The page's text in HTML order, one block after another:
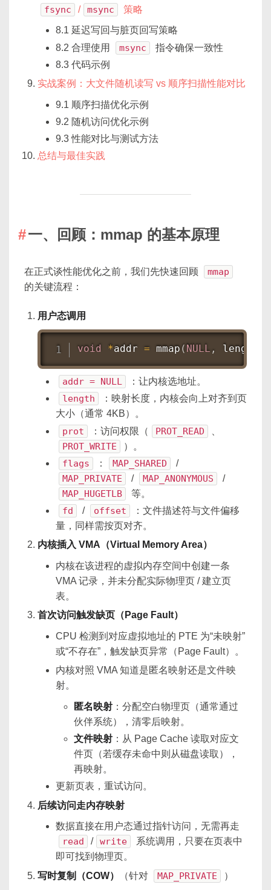
fsync / msync 策略
8.1 延迟写回与脏页回写策略
8.2 合理使用
msync
指令确保一致性
8.3 代码示例
实战案例：大文件随机读写 vs 顺序扫描性能对比
9.1 顺序扫描优化示例
9.2 随机访问优化示例
9.3 性能对比与测试方法
总结与最佳实践
一、回顾：mmap 的基本原理
在正式谈性能优化之前，我们先快速回顾 mmap
的关键流程：
用户态调用
void *addr = mmap ( NULL , length
addr = NULL ：让内核选地址。
length
：映射长度，内核会向上对齐到页
大小（通常 4KB）。
prot ：访问权限（ PROT_READ
PROT_WRITE ）。
flags ： MAP_SHARED /
MAP_PRIVATE / MAP_ANONYMOUS /
MAP_HUGETLB 等。
fd / offset
：文件描述符与文件偏移
量，同样需按页对齐。
内核插入 VMA（Virtual Memory Area）
内核在该进程的虚拟内存空间中创建一条
VMA 记录，并未分配实际物理页 / 建立页
表。
首次访问触发缺页（Page Fault）
CPU 检测到对应虚拟地址的 PTE 为“未映射”
或“不存在”，触发缺页异常（Page Fault）。
内核对照 VMA 知道是匿名映射还是文件映
射。
匿名映射 ：分配空白物理页（通常通过
伙伴系统），清零后映射。
文件映射 ：从 Page Cache 读取对应文
件页（若缓存未命中则从磁盘读取），
再映射。
更新页表，重试访问。
后续访问走内存映射
数据直接在用户态通过指针访问，无需再走
read / write
系统调用，只要在页表中
即可找到物理页。
写时复制（COW）
（针对 MAP_PRIVATE ）